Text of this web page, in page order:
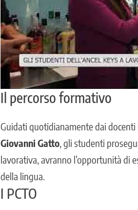
Il percorso formativo
Guidati quotidianamente dai docenti
Giovanni Gatto , gli studenti
lavorativa, avranno l’opportunità di
della lingua.
I PCTO